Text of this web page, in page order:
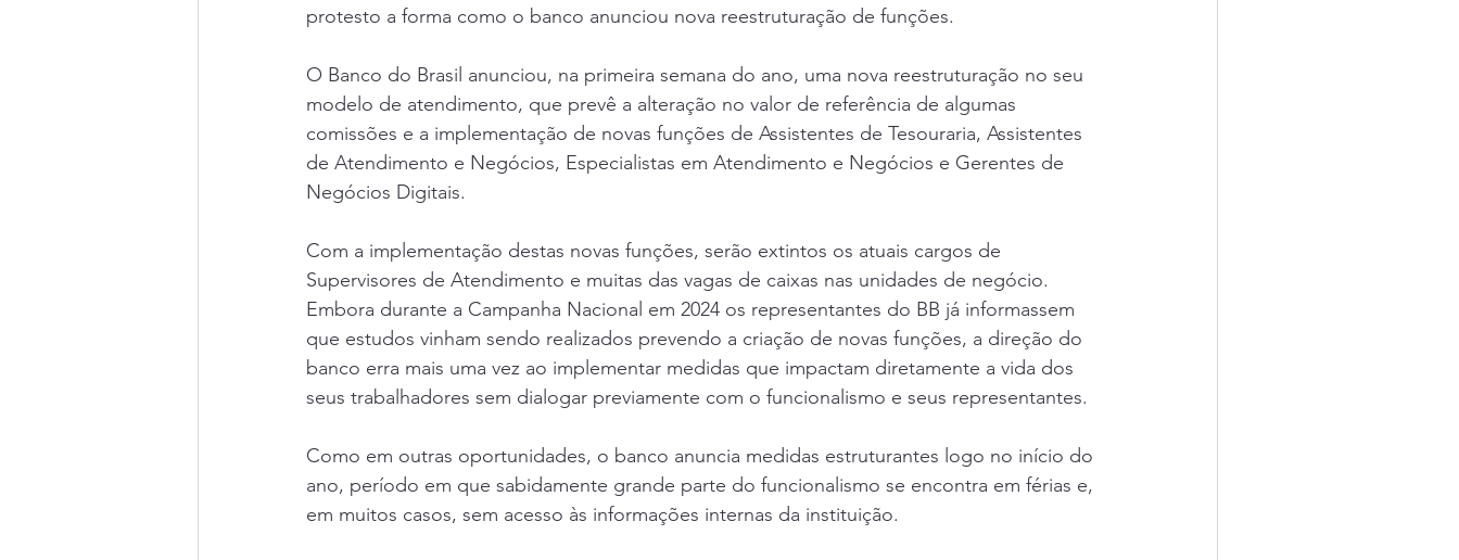
protesto a forma como o banco anunciou nova reestruturação de funções.
O Banco do Brasil anunciou, na primeira semana do ano, uma nova reestruturação no seu
modelo de atendimento, que prevê a alteração no valor de referência de algumas
comissões e a implementação de novas funções de Assistentes de Tesouraria, Assistentes
de Atendimento e Negócios, Especialistas em Atendimento e Negócios e Gerentes de
Negócios Digitais.
Com a implementação destas novas funções, serão extintos os atuais cargos de
Supervisores de Atendimento e muitas das vagas de caixas nas unidades de negócio.
Embora durante a Campanha Nacional em 2024 os representantes do BB já informassem
que estudos vinham sendo realizados prevendo a criação de novas funções, a direção do
banco erra mais uma vez ao implementar medidas que impactam diretamente a vida dos
seus trabalhadores sem dialogar previamente com o funcionalismo e seus representantes.
Como em outras oportunidades, o banco anuncia medidas estruturantes logo no início do
ano, período em que sabidamente grande parte do funcionalismo se encontra em férias e,
em muitos casos, sem acesso às informações internas da instituição.